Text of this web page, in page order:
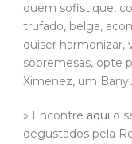
quem sofistique,
trufado, belga,
quiser harmonizar,
sobremesas, opte
Ximenez, um
» Encontre aqui o
degustados pela